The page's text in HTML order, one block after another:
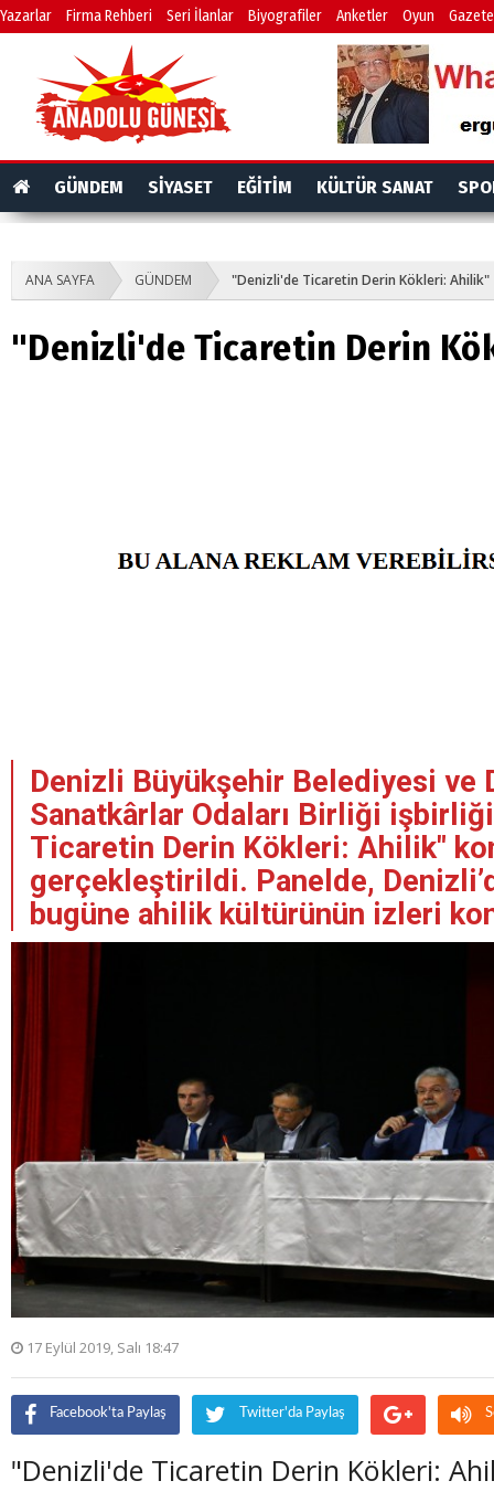
Yazarlar Firma Rehberi Seri İlanlar Biyografiler Anketler Oyun
GÜNDEM SİYASET EĞİTİM KÜLTÜR SANAT
ANA SAYFA GÜNDEM "Denizli'de Ticaretin Derin Kökleri: Ahilik"
"Denizli'de Ticaretin Derin
Denizli Büyükşehir Belediyesi ve
Sanatkârlar Odaları Birliği
Ticaretin Derin Kökleri: Ahilik"
gerçekleştirildi. Panelde,
bugüne ahilik kültürünün izleri
17 Eylül 2019, Salı 18:47
Facebook'ta Paylaş Twitter'da Paylaş
"Denizli'de Ticaretin Derin Kökleri: